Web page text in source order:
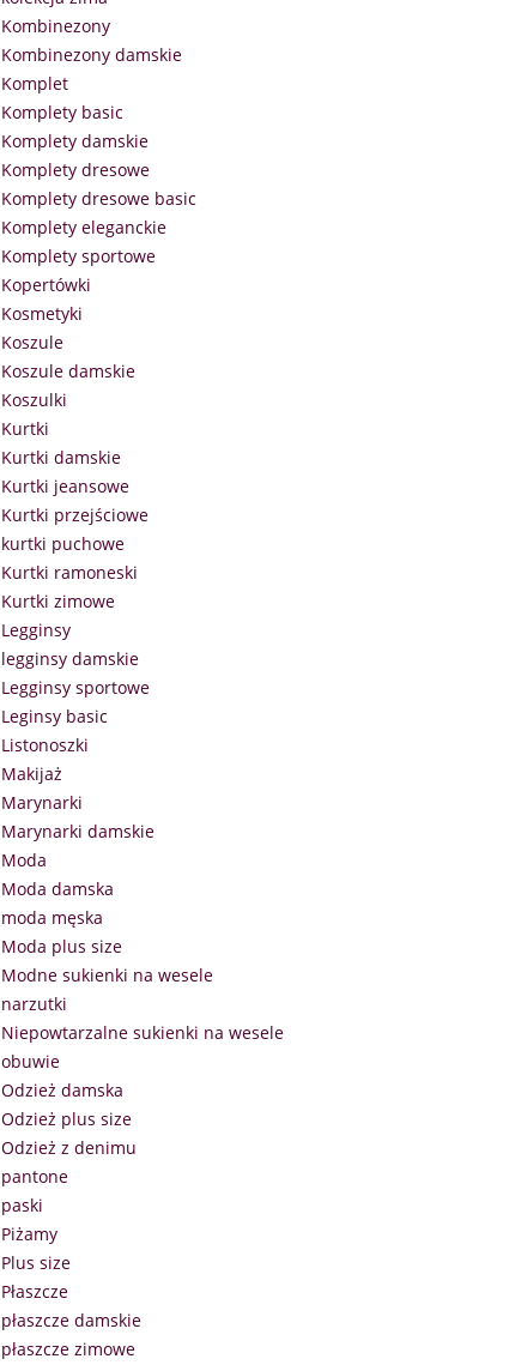
Kombinezony
Kombinezony damskie
Komplet
Komplety basic
Komplety damskie
Komplety dresowe
Komplety dresowe basic
Komplety eleganckie
Komplety sportowe
Kopertówki
Kosmetyki
Koszule
Koszule damskie
Koszulki
Kurtki
Kurtki damskie
Kurtki jeansowe
Kurtki przejściowe
kurtki puchowe
Kurtki ramoneski
Kurtki zimowe
Legginsy
legginsy damskie
Legginsy sportowe
Leginsy basic
Listonoszki
Makijaż
Marynarki
Marynarki damskie
Moda
Moda damska
moda męska
Moda plus size
Modne sukienki na wesele
narzutki
Niepowtarzalne sukienki na wesele
obuwie
Odzież damska
Odzież plus size
Odzież z denimu
pantone
paski
Piżamy
Plus size
Płaszcze
płaszcze damskie
płaszcze zimowe